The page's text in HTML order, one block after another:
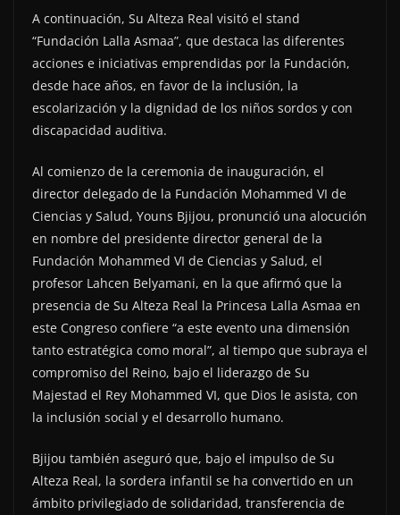
A continuación, Su Alteza Real visitó el stand
“Fundación Lalla Asmaa”, que destaca las diferentes
acciones e iniciativas emprendidas por la Fundación,
desde hace años, en favor de la inclusión, la
escolarización y la dignidad de los niños sordos y con
discapacidad auditiva.
Al comienzo de la ceremonia de inauguración, el
director delegado de la Fundación Mohammed VI de
Ciencias y Salud, Youns Bjijou, pronunció una alocución
en nombre del presidente director general de la
Fundación Mohammed VI de Ciencias y Salud, el
profesor Lahcen Belyamani, en la que afirmó que la
presencia de Su Alteza Real la Princesa Lalla Asmaa en
este Congreso confiere “a este evento una dimensión
tanto estratégica como moral”, al tiempo que subraya el
compromiso del Reino, bajo el liderazgo de Su
Majestad el Rey Mohammed VI, que Dios le asista, con
la inclusión social y el desarrollo humano.
Bjijou también aseguró que, bajo el impulso de Su
Alteza Real, la sordera infantil se ha convertido en un
ámbito privilegiado de solidaridad, transferencia de